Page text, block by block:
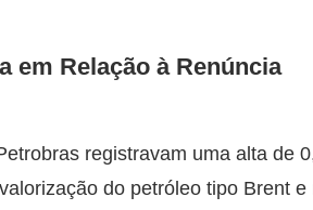
em Relação à Renúncia
registravam uma alta de
do petróleo tipo Brent